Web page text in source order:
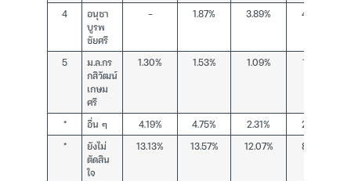
4
อนุชา
บูรพ
ชัยศรี
– 1.87% 3.89% 4.64%
5
ม.ล.กร
กสิวัฒน์
เกษม
ศรี
1.30% 1.53% 1.09% 1.56%
* อื่น ๆ 4.19% 4.75% 2.31%
2.96%
*
ยังไม่
ตัดสิน
ใจ
13.13% 13.57% 12.07% 8.98%